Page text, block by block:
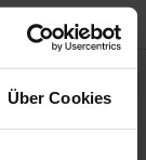
Über Cookies